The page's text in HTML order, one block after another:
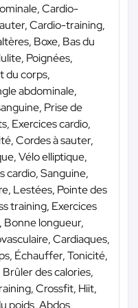
Cardio-
Cardio-training,
Boxe, Bas du
Poignées,
du corps,
abdominale,
Prise de
Exercices cardio,
Cordes à sauter,
Vélo elliptique,
cardio, Sanguine,
Lestées, Pointe des
training, Exercices
longueur,
Cardiaques,
Échauffer, Tonicité,
des calories,
Crossfit, Hiit,
poids, Abdos,